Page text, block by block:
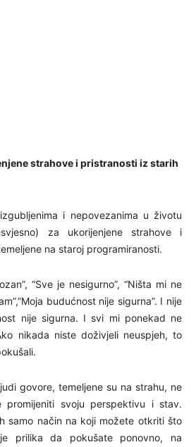
strahove i pristranosti iz starih
i nepovezanima u životu
za ukorijenjene strahove i
na staroj programiranosti.
“Sve je nesigurno”, “Ništa mi ne
budućnost nije sigurna”. I nije
nije sigurna. I svi mi ponekad ne
nikada niste doživjeli neuspjeh, to
govore, temeljene su na strahu, ne
promijeniti svoju perspektivu i stav.
samo način na koji možete otkriti što
prilika da pokušate ponovno, na